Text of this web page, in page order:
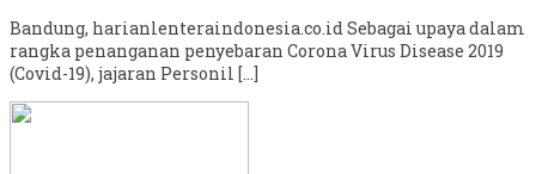
Bandung, harianlenteraindonesia.co.id Sebagai upaya dalam
rangka penanganan penyebaran Corona Virus Disease 2019
(Covid-19), jajaran Personil […]